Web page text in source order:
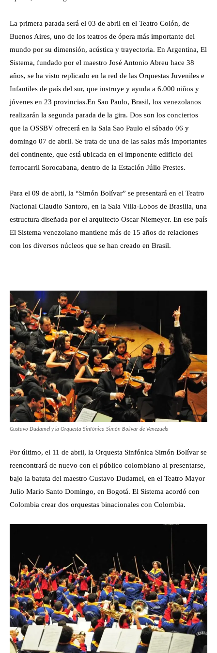
La primera parada será el 03 de abril en el Teatro Colón, de
Buenos Aires, uno de los teatros de ópera más importante del
mundo por su dimensión, acústica y trayectoria. En Argentina, El
Sistema, fundado por el maestro José Antonio Abreu hace 38
años, se ha visto replicado en la red de las Orquestas Juveniles e
Infantiles de país del sur, que instruye y ayuda a 6.000 niños y
jóvenes en 23 provincias.En Sao Paulo, Brasil, los venezolanos
realizarán la segunda parada de la gira. Dos son los conciertos
que la OSSBV ofrecerá en la Sala Sao Paulo el sábado 06 y
domingo 07 de abril. Se trata de una de las salas más importantes
del continente, que está ubicada en el imponente edificio del
ferrocarril Sorocabana, dentro de la Estación Júlio Prestes.
Para el 09 de abril, la “Simón Bolívar” se presentará en el Teatro
Nacional Claudio Santoro, en la Sala Villa-Lobos de Brasilia, una
estructura diseñada por el arquitecto Oscar Niemeyer. En ese país
El Sistema venezolano mantiene más de 15 años de relaciones
con los diversos núcleos que se han creado en Brasil.
Gustavo Dudamel y la Orquesta Sinfónica Simón Bolívar de Venezuela
Por último, el 11 de abril, la Orquesta Sinfónica Simón Bolívar se
reencontrará de nuevo con el público colombiano al presentarse,
bajo la batuta del maestro Gustavo Dudamel, en el Teatro Mayor
Julio Mario Santo Domingo, en Bogotá. El Sistema acordó con
Colombia crear dos orquestas binacionales con Colombia.